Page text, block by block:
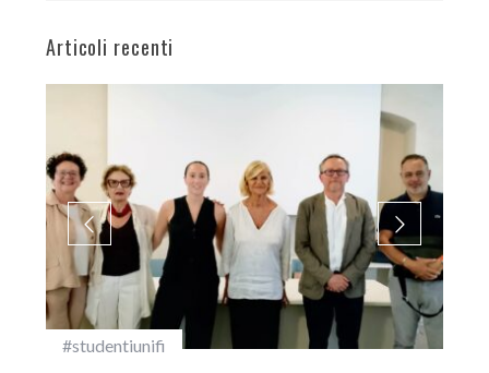
Articoli recenti
#studentiunifi